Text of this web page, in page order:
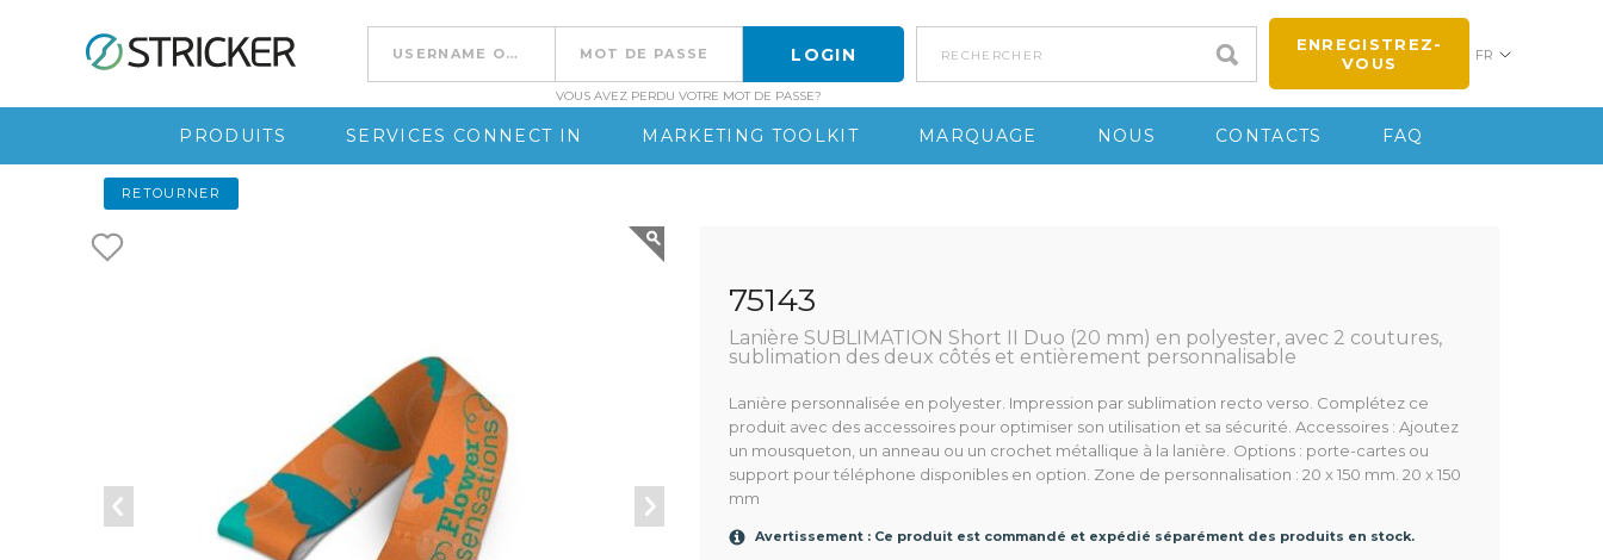
Go to content
VOUS AVEZ PERDU VOTRE MOT DE PASSE?
rechercher
ENREGISTREZ-
VOUS
FR
PRODUITS SERVICES CONNECT IN MARKETING TOOLKIT MARQUAGE NOUS CONTACTS FAQ
RETOURNER
75143
Lanière SUBLIMATION Short II Duo (20 mm) en polyester, avec 2 coutures,
sublimation des deux côtés et entièrement personnalisable
Lanière personnalisée en polyester. Impression par sublimation recto verso. Complétez ce
produit avec des accessoires pour optimiser son utilisation et sa sécurité. Accessoires : Ajoutez
un mousqueton, un anneau ou un crochet métallique à la lanière. Options : porte-cartes ou
support pour téléphone disponibles en option. Zone de personnalisation : 20 x 150 mm. 20 x 150
mm
Avertissement : Ce produit est commandé et expédié séparément des produits en stock.